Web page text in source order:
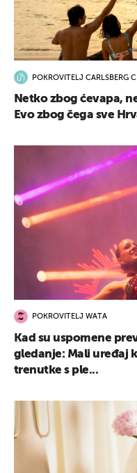
POKROVITELJ CARLSBERG
Netko zbog ćevapa,
Evo zbog čega sve
POKROVITELJ WATA
Kad su uspomene
gledanje: Mali uređaj
trenutke s ple...